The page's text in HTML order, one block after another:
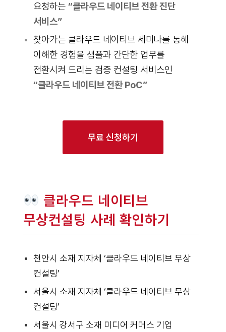
요청하는 “클라우드 네이티브 전환 진단
서비스”
찾아가는 클라우드 네이티브 세미나를 통해
이해한 경험을 샘플과 간단한 업무를
전환시켜 드리는 검증 컨설팅 서비스인
“클라우드 네이티브 전환 PoC”
무료 신청하기
클라우드 네이티브
무상컨설팅 사례 확인하기
천안시 소재 지자체 ‘클라우드 네이티브 무상
컨설팅’
서울시 소재 지자체 ‘클라우드 네이티브 무상
컨설팅’
서울시 강서구 소재 미디어 커머스 기업